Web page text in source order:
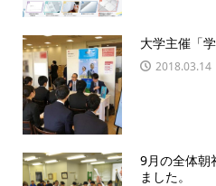
大学主催「
2018.03.14
9月の全体朝
ました。